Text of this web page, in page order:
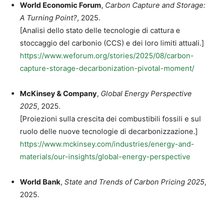
World Economic Forum, Carbon Capture and Storage:
A Turning Point?, 2025.
[Analisi dello stato delle tecnologie di cattura e
stoccaggio del carbonio (CCS) e dei loro limiti attuali.]
https://www.weforum.org/stories/2025/08/carbon-
capture-storage-decarbonization-pivotal-moment/
McKinsey & Company, Global Energy Perspective
2025, 2025.
[Proiezioni sulla crescita dei combustibili fossili e sul
ruolo delle nuove tecnologie di decarbonizzazione.]
https://www.mckinsey.com/industries/energy-and-
materials/our-insights/global-energy-perspective
World Bank, State and Trends of Carbon Pricing 2025,
2025.